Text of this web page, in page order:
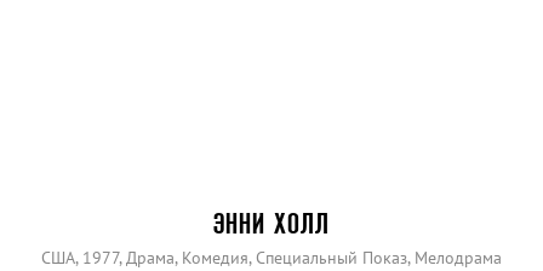
ЭННИ ХОЛЛ
США, 1977, Драма, Комедия, Специальный Показ, Мелодрама